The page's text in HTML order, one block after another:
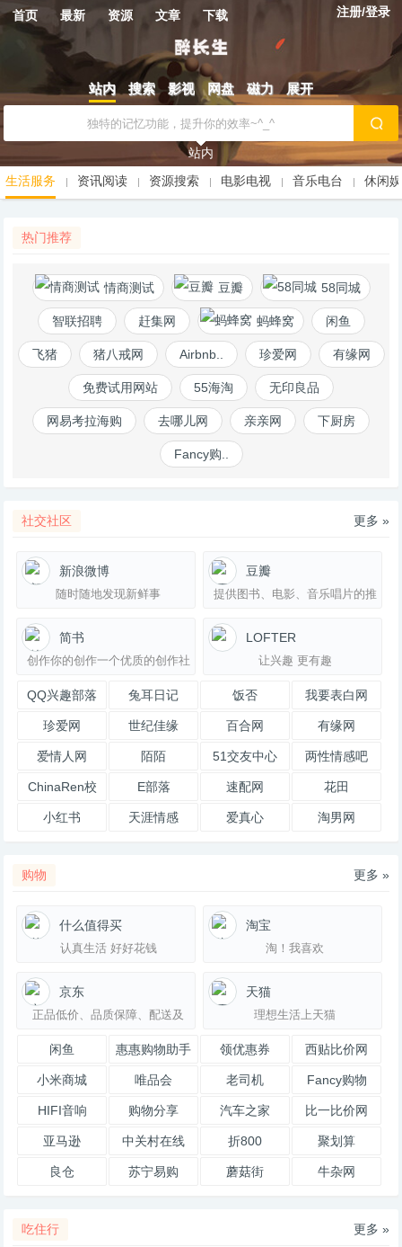
首页 最新 资源 文章 下载 注册/登录
站内 搜索 影视 网盘 磁力 展开
站内
生活服务
资讯阅读 资源搜索 电影电视 音乐电台 休闲
热门推荐
情商测试 豆瓣 58同城
智联招聘 赶集网 蚂蜂窝 闲鱼
飞猪 猪八戒网 Airbnb.. 珍爱网 有缘网
免费试用网站 55海淘 无印良品
网易考拉海购 去哪儿网 亲亲网 下厨房
Fancy购..
社交社区 更多 »
新浪微博
随时随地发现新鲜事
豆瓣
提供图书、电影、音乐唱片的推
特的文化生活
简书
创作你的创作一个优质的创作社
LOFTER
让兴趣 更有趣
QQ兴趣部落 兔耳日记 饭否 我要表白网
珍爱网 世纪佳缘 百合网 有缘网
爱情人网 陌陌 51交友中心 两性情感吧
ChinaRen校
友录
E部落 速配网 花田
小红书 天涯情感 爱真心 淘男网
购物 更多 »
什么值得买
认真生活 好好花钱
淘宝
淘！我喜欢
京东
正品低价、品质保障、配送及
天猫
理想生活上天猫
闲鱼 惠惠购物助手 领优惠券 西贴比价网
小米商城 唯品会 老司机 Fancy购物
HIFI音响 购物分享 汽车之家 比一比价网
亚马逊 中关村在线 折800 聚划算
良仓 苏宁易购 蘑菇街 牛杂网
吃住行 更多 »